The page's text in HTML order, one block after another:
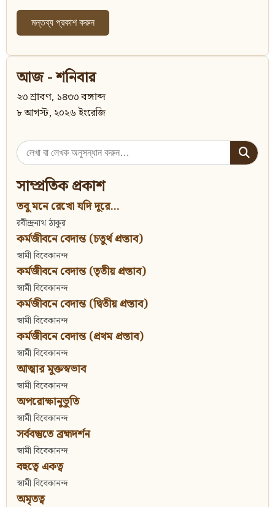
আজ - শনিবার
২৩ শ্রাবণ, ১৪৩৩ বঙ্গাব্দ
৮ আগস্ট, ২০২৬ ইংরেজি
Search
for:
সাম্প্রতিক প্রকাশ
তবু মনে রেখো যদি দূরে...
রবীন্দ্রনাথ ঠাকুর
কর্মজীবনে বেদান্ত (চতুর্থ প্রস্তাব)
স্বামী বিবেকানন্দ
কর্মজীবনে বেদান্ত (তৃতীয় প্রস্তাব)
স্বামী বিবেকানন্দ
কর্মজীবনে বেদান্ত (দ্বিতীয় প্রস্তাব)
স্বামী বিবেকানন্দ
কর্মজীবনে বেদান্ত (প্রথম প্রস্তাব)
স্বামী বিবেকানন্দ
আত্মার মুক্তস্বভাব
স্বামী বিবেকানন্দ
অপরোক্ষানুভূতি
স্বামী বিবেকানন্দ
সর্ববস্তুতে ব্রহ্মদর্শন
স্বামী বিবেকানন্দ
বহুত্বে একত্ব
স্বামী বিবেকানন্দ
অমৃতত্ব